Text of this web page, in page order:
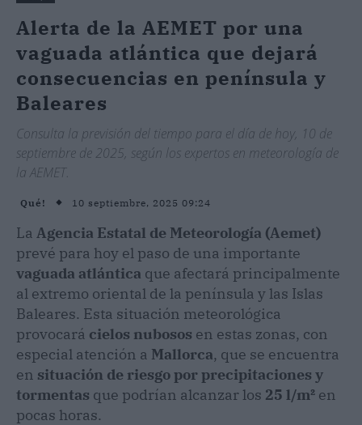
Alerta de la AEMET por una
vaguada atlántica que dejará
consecuencias en península y
Baleares
Consulta la previsión del tiempo para el día de hoy, 10 de
septiembre de 2025, según los expertos en meteorología de
la AEMET.
Qué! 10 septiembre, 2025 09:24
La Agencia Estatal de Meteorología (Aemet)
prevé para hoy el paso de una importante
vaguada atlántica que afectará principalmente
al extremo oriental de la península y las Islas
Baleares. Esta situación meteorológica
provocará cielos nubosos en estas zonas, con
especial atención a Mallorca, que se encuentra
en situación de riesgo por precipitaciones y
tormentas que podrían alcanzar los 25 l/m² en
pocas horas.